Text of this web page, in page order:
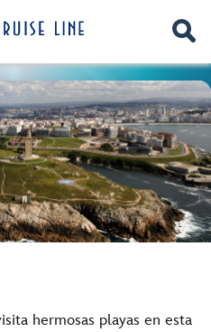
hermosas playas en esta